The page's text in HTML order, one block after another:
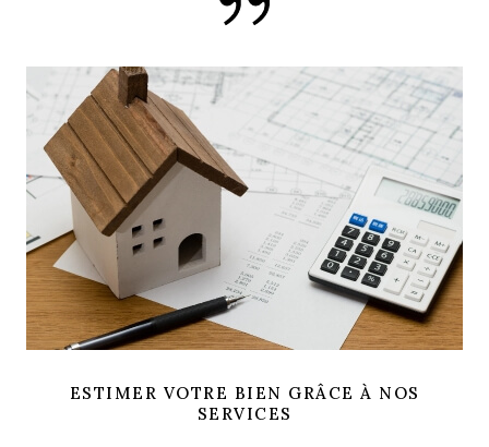
ESTIMER VOTRE BIEN GRÂCE À NOS
SERVICES